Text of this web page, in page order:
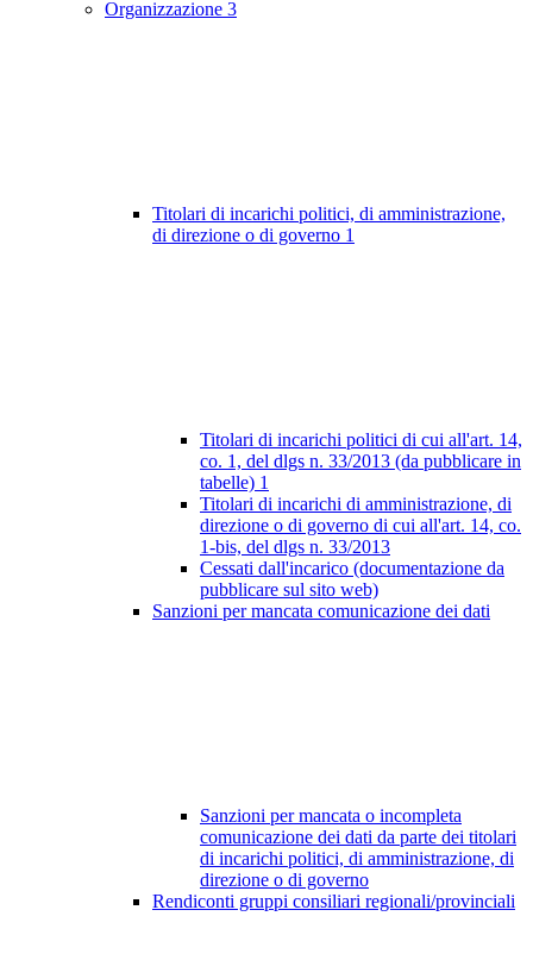
Organizzazione 3
Titolari di incarichi politici, di amministrazione,
di direzione o di governo 1
Titolari di incarichi politici di cui all'art. 14,
co. 1, del dlgs n. 33/2013 (da pubblicare in
tabelle) 1
Titolari di incarichi di amministrazione, di
direzione o di governo di cui all'art. 14, co.
1-bis, del dlgs n. 33/2013
Cessati dall'incarico (documentazione da
pubblicare sul sito web)
Sanzioni per mancata comunicazione dei dati
Sanzioni per mancata o incompleta
comunicazione dei dati da parte dei titolari
di incarichi politici, di amministrazione, di
direzione o di governo
Rendiconti gruppi consiliari regionali/provinciali